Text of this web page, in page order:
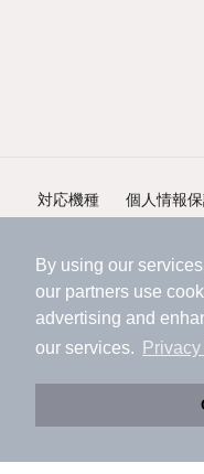
By using our
our partners use
advertising and
our services.
アプリに切り替
会員登録なしです
対応機種 個人情報